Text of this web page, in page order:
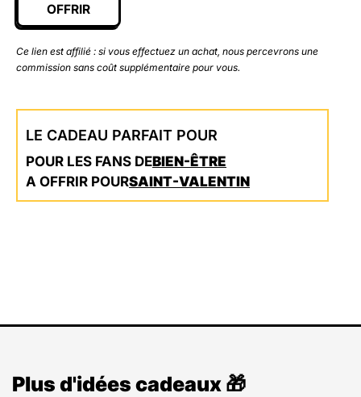
OFFRIR
Ce lien est affilié : si vous effectuez un achat, nous percevrons une
commission sans coût supplémentaire pour vous.
LE CADEAU PARFAIT POUR
POUR LES FANS DEBIEN-ÊTRE
A OFFRIR POURSAINT-VALENTIN
Plus d'idées cadeaux 🎁